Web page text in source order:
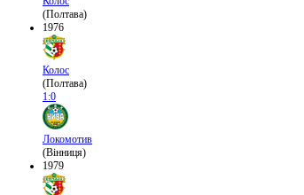
(Полтава)
1976
Колос
(Полтава)
1:0
Локомотив
(Вінниця)
1979